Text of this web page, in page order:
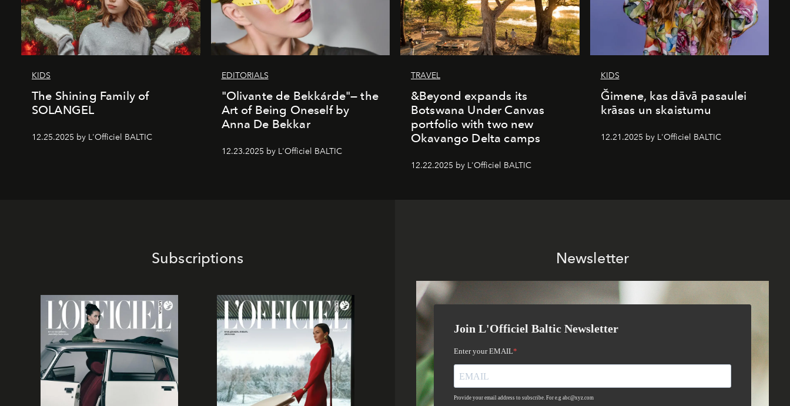
KIDS
The Shining Family of
SOLANGEL
12.25.2025 by L'Officiel BALTIC
EDITORIALS
"Olivante de Bekkárde"— the
Art of Being Oneself by
Anna De Bekkar
12.23.2025 by L'Officiel BALTIC
TRAVEL
&Beyond expands its
Botswana Under Canvas
portfolio with two new
Okavango Delta camps
12.22.2025 by L'Officiel BALTIC
KIDS
Ğimene, kas dāvā pasaulei
krāsas un skaistumu
12.21.2025 by L'Officiel BALTIC
Subscriptions Newsletter